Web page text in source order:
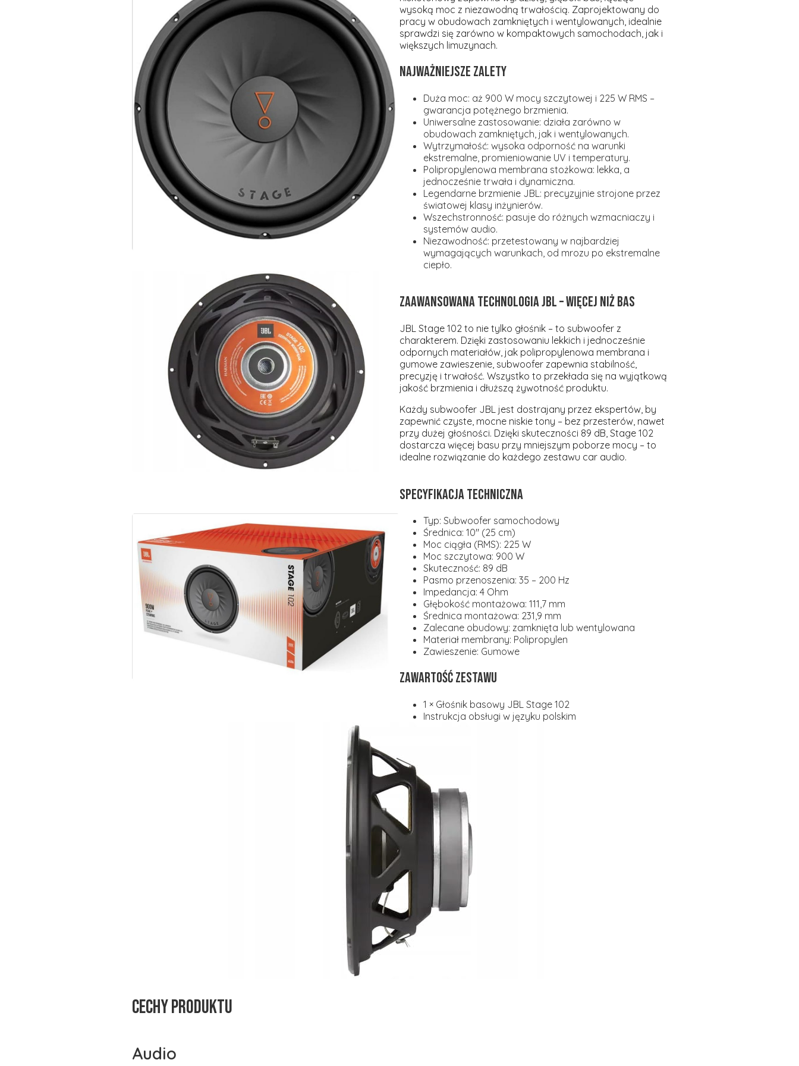
wysoką moc z niezawodną trwałością. Zaprojektowany do
pracy w obudowach zamkniętych i wentylowanych, idealnie
sprawdzi się zarówno w kompaktowych samochodach, jak i
większych limuzynach.
Najważniejsze zalety
Duża moc: aż 900 W mocy szczytowej i 225 W RMS –
gwarancja potężnego brzmienia.
Uniwersalne zastosowanie: działa zarówno w
obudowach zamkniętych, jak i wentylowanych.
Wytrzymałość: wysoka odporność na warunki
ekstremalne, promieniowanie UV i temperatury.
Polipropylenowa membrana stożkowa: lekka, a
jednocześnie trwała i dynamiczna.
Legendarne brzmienie JBL: precyzyjnie strojone przez
światowej klasy inżynierów.
Wszechstronność: pasuje do różnych wzmacniaczy i
systemów audio.
Niezawodność: przetestowany w najbardziej
wymagających warunkach, od mrozu po ekstremalne
ciepło.
Zaawansowana technologia JBL – więcej niż bas
JBL Stage 102 to nie tylko głośnik – to subwoofer z
charakterem. Dzięki zastosowaniu lekkich i jednocześnie
odpornych materiałów, jak polipropylenowa membrana i
gumowe zawieszenie, subwoofer zapewnia stabilność,
precyzję i trwałość. Wszystko to przekłada się na wyjątkową
jakość brzmienia i dłuższą żywotność produktu.
Każdy subwoofer JBL jest dostrajany przez ekspertów, by
zapewnić czyste, mocne niskie tony – bez przesterów, nawet
przy dużej głośności. Dzięki skuteczności 89 dB, Stage 102
dostarcza więcej basu przy mniejszym poborze mocy – to
idealne rozwiązanie do każdego zestawu car audio.
Specyfikacja techniczna
Typ: Subwoofer samochodowy
Średnica: 10" (25 cm)
Moc ciągła (RMS): 225 W
Moc szczytowa: 900 W
Skuteczność: 89 dB
Pasmo przenoszenia: 35 – 200 Hz
Impedancja: 4 Ohm
Głębokość montażowa: 111,7 mm
Średnica montażowa: 231,9 mm
Zalecane obudowy: zamknięta lub wentylowana
Materiał membrany: Polipropylen
Zawieszenie: Gumowe
Zawartość zestawu
1 × Głośnik basowy JBL Stage 102
Instrukcja obsługi w języku polskim
Cechy produktu
Audio